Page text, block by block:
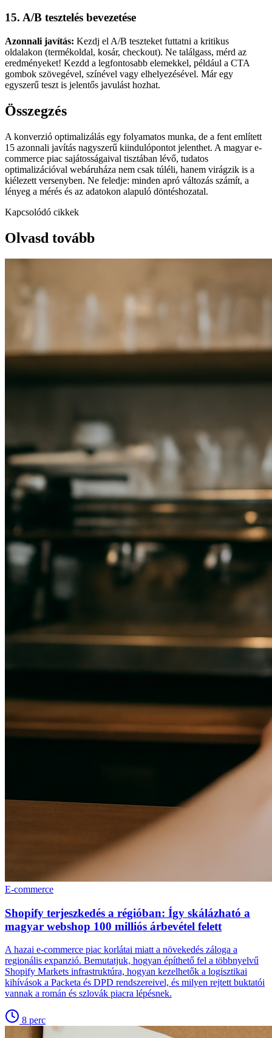
15. A/B tesztelés bevezetése
Azonnali javítás: Kezdj el A/B teszteket futtatni a kritikus
oldalakon (termékoldal, kosár, checkout). Ne találgass, mérd az
eredményeket! Kezdd a legfontosabb elemekkel, például a CTA
gombok szövegével, színével vagy elhelyezésével. Már egy
egyszerű teszt is jelentős javulást hozhat.
Összegzés
A konverzió optimalizálás egy folyamatos munka, de a fent említett
15 azonnali javítás nagyszerű kiindulópontot jelenthet. A magyar e-
commerce piac sajátosságaival tisztában lévő, tudatos
optimalizációval webáruháza nem csak túléli, hanem virágzik is a
kiélezett versenyben. Ne feledje: minden apró változás számít, a
lényeg a mérés és az adatokon alapuló döntéshozatal.
Kapcsolódó cikkek
Olvasd tovább
E-commerce
Shopify terjeszkedés a régióban: Így skálázható a
magyar webshop 100 milliós árbevétel felett
A hazai e-commerce piac korlátai miatt a növekedés záloga a
regionális expanzió. Bemutatjuk, hogyan építhető fel a többnyelvű
Shopify Markets infrastruktúra, hogyan kezelhetők a logisztikai
kihívások a Packeta és DPD rendszereivel, és milyen rejtett buktatói
vannak a román és szlovák piacra lépésnek.
8 perc